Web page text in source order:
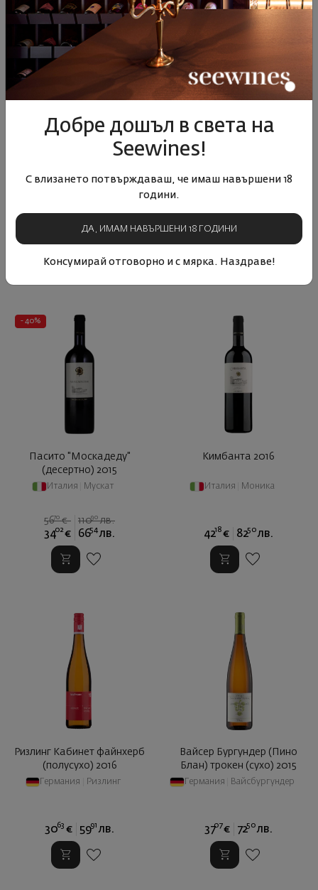
90 16
- 40%
Пасито "Москадеду"
(десертно) 2015
Италия Мускат
5670 € 11090 лв.
3402 € 6654 лв.
Кимбанта 2016
Италия Моника
4218 € 8250 лв.
Ризлинг Кабинет файнхерб
(полусухо) 2016
Германия Ризлинг
3063 € 5991 лв.
Вайсер Бургундер (Пино
Блан) трокен (сухо) 2015
Германия Вайсбургундер
3707 € 7250 лв.
Добре дошъл в света на
Seewines!
С влизането потвърждаваш, че имаш навършени 18
години.
ДА, ИМАМ НАВЪРШЕНИ 18 ГОДИНИ
Консумирай отговорно и с мярка. Наздраве!